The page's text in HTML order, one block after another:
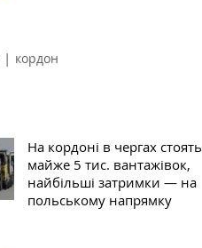
| кордон
На кордоні в чергах стоять
майже 5 тис. вантажівок,
найбільші затримки — на
польському напрямку